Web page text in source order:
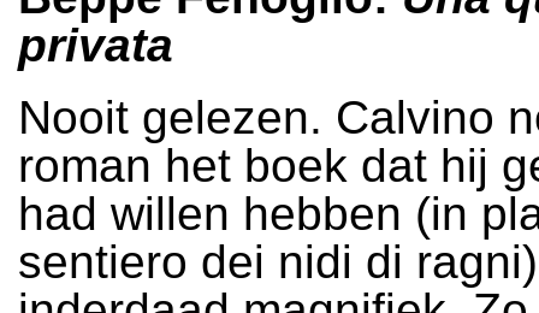
privata
Nooit gelezen. Calvino
roman het boek dat hij
had willen hebben (in
sentiero dei nidi di